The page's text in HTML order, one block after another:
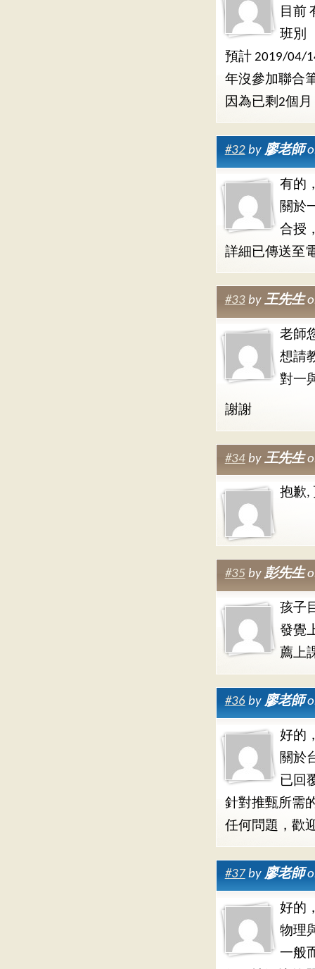
目前
班別
預計 2019/04/
年沒參加聯合
因為已剩2個
#32by 廖老師
有的
關於
合授
詳細已傳送至
#33by 王先生
老師
想請
對一
謝謝
#34by 王先生
抱歉,
#35 by 彭先生
孩子
發覺
薦上
#36by 廖老師
好的
關於
已回
針對推甄所需
任何問題，歡
#37by 廖老師
好的
物理
一般